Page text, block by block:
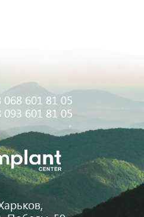
068 601 81 05
093 601 81 05